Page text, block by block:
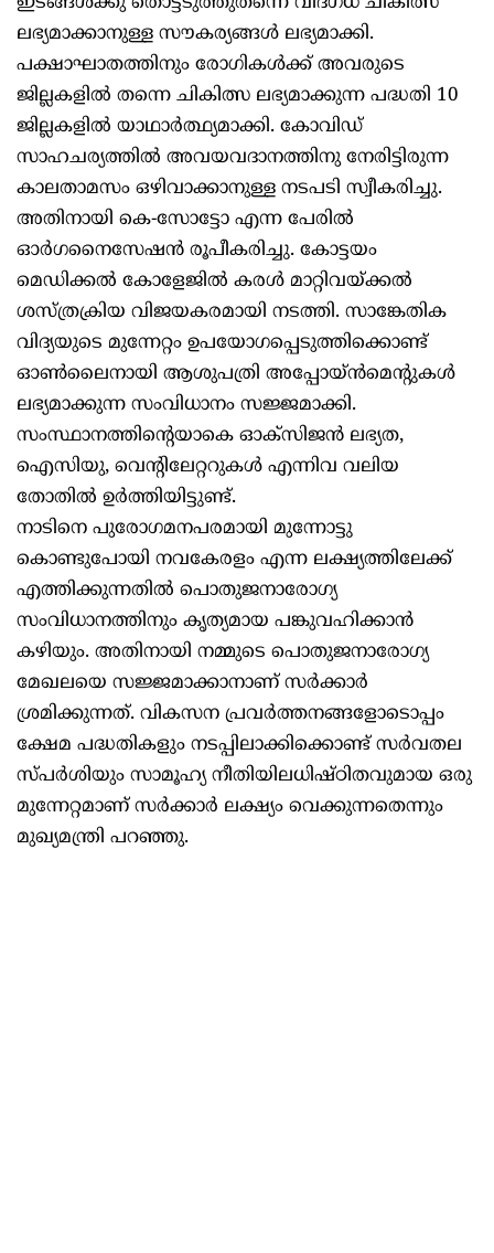
ലഭ്യമാക്കാനുള്ള സൗകര്യങ്ങള്‍ ലഭ്യമാക്കി.
പക്ഷാഘാതത്തിനും രോഗികള്‍ക്ക് അവരുടെ
ജില്ലകളില്‍ തന്നെ ചികിത്സ ലഭ്യമാക്കുന്ന പദ്ധതി 10
ജില്ലകളില്‍ യാഥാര്‍ത്ഥ്യമാക്കി. കോവിഡ്
സാഹചര്യത്തില്‍ അവയവദാനത്തിനു നേരിട്ടിരുന്ന
കാലതാമസം ഒഴിവാക്കാനുള്ള നടപടി സ്വീകരിച്ചു.
അതിനായി കെ-സോട്ടോ എന്ന പേരില്‍
ഓര്‍ഗനൈസേഷന്‍ രൂപീകരിച്ചു. കോട്ടയം
മെഡിക്കല്‍ കോളേജില്‍ കരള്‍ മാറ്റിവയ്ക്കല്‍
ശസ്ത്രക്രിയ വിജയകരമായി നടത്തി. സാങ്കേതിക
വിദ്യയുടെ മുന്നേറ്റം ഉപയോഗപ്പെടുത്തിക്കൊണ്ട്
ഓണ്‍ലൈനായി ആശുപത്രി അപ്പോയ്ന്‍മെന്റുകള്‍
ലഭ്യമാക്കുന്ന സംവിധാനം സജ്ജമാക്കി.
സംസ്ഥാനത്തിന്റെയാകെ ഓക്‌സിജന്‍ ലഭ്യത,
ഐസിയു, വെന്റിലേറ്ററുകള്‍ എന്നിവ വലിയ
തോതില്‍ ഉര്‍ത്തിയിട്ടുണ്ട്.
നാടിനെ പുരോഗമനപരമായി മുന്നോട്ടു
കൊണ്ടുപോയി നവകേരളം എന്ന ലക്ഷ്യത്തിലേക്ക്
എത്തിക്കുന്നതില്‍ പൊതുജനാരോഗ്യ
സംവിധാനത്തിനും കൃത്യമായ പങ്കുവഹിക്കാന്‍
കഴിയും. അതിനായി നമ്മുടെ പൊതുജനാരോഗ്യ
മേഖലയെ സജ്ജമാക്കാനാണ് സര്‍ക്കാര്‍
ശ്രമിക്കുന്നത്. വികസന പ്രവര്‍ത്തനങ്ങളോടൊപ്പം
ക്ഷേമ പദ്ധതികളും നടപ്പിലാക്കിക്കൊണ്ട് സര്‍വതല
സ്പര്‍ശിയും സാമൂഹ്യ നീതിയിലധിഷ്ഠിതവുമായ ഒരു
മുന്നേറ്റമാണ് സര്‍ക്കാര്‍ ലക്ഷ്യം വെക്കുന്നതെന്നും
മുഖ്യമന്ത്രി പറഞ്ഞു.